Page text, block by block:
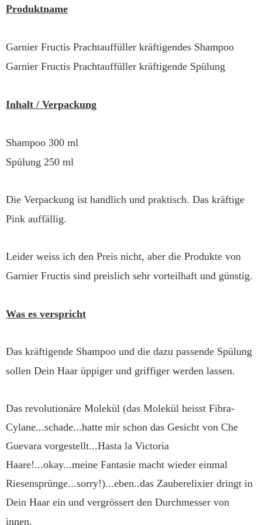
Produktname
Garnier Fructis Prachtauffüller kräftigendes Shampoo
Garnier Fructis Prachtauffüller kräftigende Spülung
Inhalt / Verpackung
Shampoo 300 ml
Spülung 250 ml
Die Verpackung ist handlich und praktisch. Das kräftige
Pink auffällig.
Leider weiss ich den Preis nicht, aber die Produkte von
Garnier Fructis sind preislich sehr vorteilhaft und günstig.
Was es verspricht
Das kräftigende Shampoo und die dazu passende Spülung
sollen Dein Haar üppiger und griffiger werden lassen.
Das revolutionäre Molekül (das Molekül heisst Fibra-
Cylane...schade...hatte mir schon das Gesicht von Che
Guevara vorgestellt...Hasta la Victoria
Haare!...okay...meine Fantasie macht wieder einmal
Riesensprünge...sorry!)...eben..das Zauberelixier dringt in
Dein Haar ein und vergrössert den Durchmesser von
innen.